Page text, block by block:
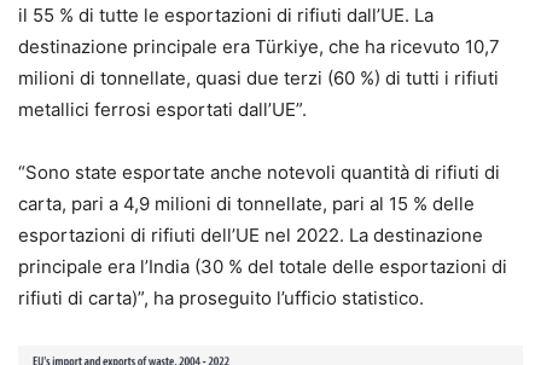
il 55 % di tutte le esportazioni di rifiuti dall’UE. La
destinazione principale era Türkiye, che ha ricevuto 10,7
milioni di tonnellate, quasi due terzi (60 %) di tutti i rifiuti
metallici ferrosi esportati dall’UE”.
“Sono state esportate anche notevoli quantità di rifiuti di
carta, pari a 4,9 milioni di tonnellate, pari al 15 % delle
esportazioni di rifiuti dell’UE nel 2022. La destinazione
principale era l’India (30 % del totale delle esportazioni di
rifiuti di carta)”, ha proseguito l’ufficio statistico.